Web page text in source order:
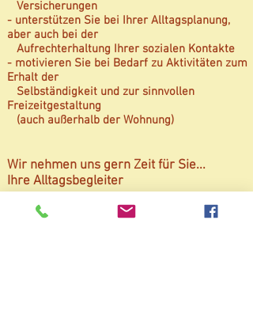
Versicherungen
- unterstützen Sie bei Ihrer Alltagsplanung,
aber auch bei der
Aufrechterhaltung Ihrer sozialen Kontakte
- motivieren Sie bei Bedarf zu Aktivitäten zum
Erhalt der
Selbständigkeit und zur sinnvollen
Freizeitgestaltung
(auch außerhalb der Wohnung)
Wir nehmen uns gern Zeit für Sie...
Ihre Alltagsbegleiter
Das Unternehmen "Fleißige